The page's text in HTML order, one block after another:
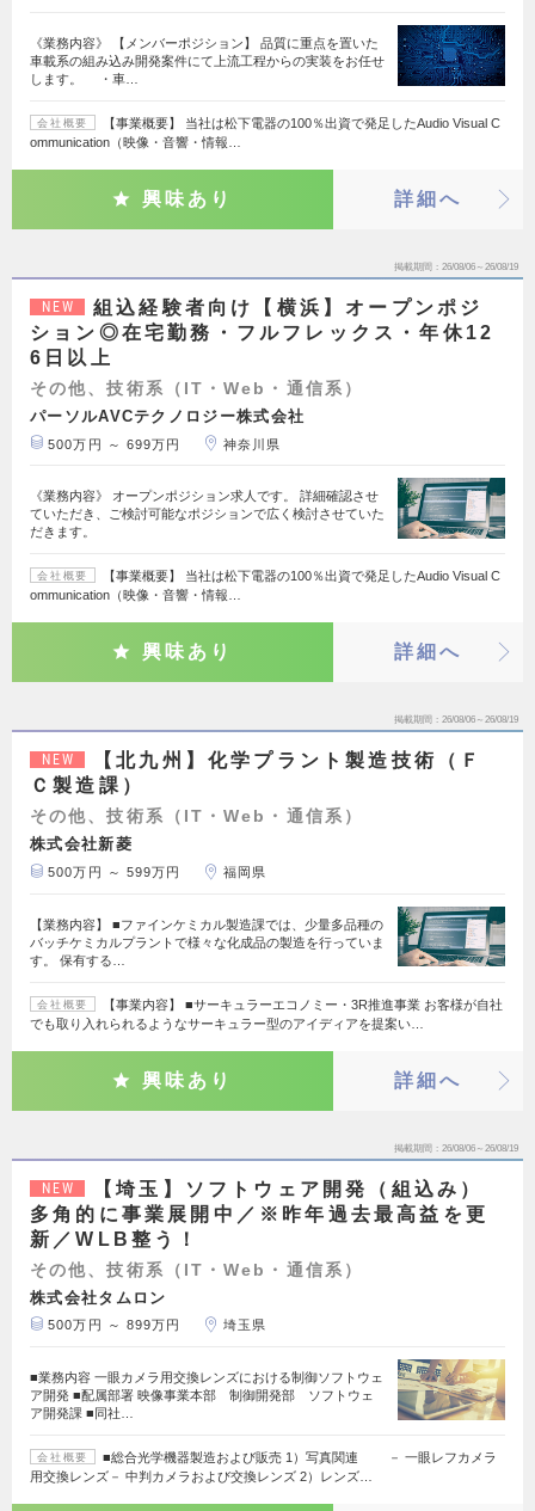
《業務内容》 【メンバーポジション】 品質に重点を置いた
車載系の組み込み開発案件にて上流工程からの実装をお任せ
します。 ・車…
会社概要
【事業概要】 当社は松下電器の100％出資で発足したAudio Visual C
ommunication（映像・音響・情報…
興味あり 詳細へ
掲載期間 26/08/06～26/08/19
NEW
組込経験者向け【横浜】オープンポジ
ション◎在宅勤務・フルフレックス・年休12
6日以上
その他、技術系（IT・Web・通信系）
パーソルAVCテクノロジー株式会社
500万円 ～ 699万円 神奈川県
《業務内容》 オープンポジション求人です。 詳細確認させ
ていただき、ご検討可能なポジションで広く検討させていた
だきます。
会社概要
【事業概要】 当社は松下電器の100％出資で発足したAudio Visual C
ommunication（映像・音響・情報…
興味あり 詳細へ
掲載期間 26/08/06～26/08/19
NEW
【北九州】化学プラント製造技術（Ｆ
Ｃ製造課）
その他、技術系（IT・Web・通信系）
株式会社新菱
500万円 ～ 599万円 福岡県
【業務内容】 ■ファインケミカル製造課では、少量多品種の
バッチケミカルプラントで様々な化成品の製造を行っていま
す。 保有する…
会社概要
【事業内容】 ■サーキュラーエコノミー・3R推進事業 お客様が自社
でも取り入れられるようなサーキュラー型のアイディアを提案い…
興味あり 詳細へ
掲載期間 26/08/06～26/08/19
NEW
【埼玉】ソフトウェア開発（組込み）
多角的に事業展開中／※昨年過去最高益を更
新／WLB整う！
その他、技術系（IT・Web・通信系）
株式会社タムロン
500万円 ～ 899万円 埼玉県
■業務内容 一眼カメラ用交換レンズにおける制御ソフトウェ
ア開発 ■配属部署 映像事業本部 制御開発部 ソフトウェ
ア開発課 ■同社…
会社概要
■総合光学機器製造および販売 1）写真関連 － 一眼レフカメラ
用交換レンズ－ 中判カメラおよび交換レンズ 2）レンズ…